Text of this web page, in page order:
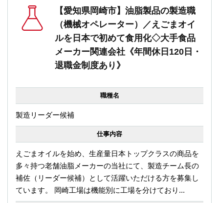
【愛知県岡崎市】油脂製品の製造職
（機械オペレーター）／えごまオイ
ルを日本で初めて食用化◇大手食品
メーカー関連会社《年間休日120日・
退職金制度あり》
職種名
製造リーダー候補
仕事内容
えごまオイルを始め、生産量日本トップクラスの商品を
多々持つ老舗油脂メーカーの当社にて、製造チーム長の
補佐（リーダー候補）として活躍いただける方を募集し
ています。 岡崎工場は機能別に工場を分けており...